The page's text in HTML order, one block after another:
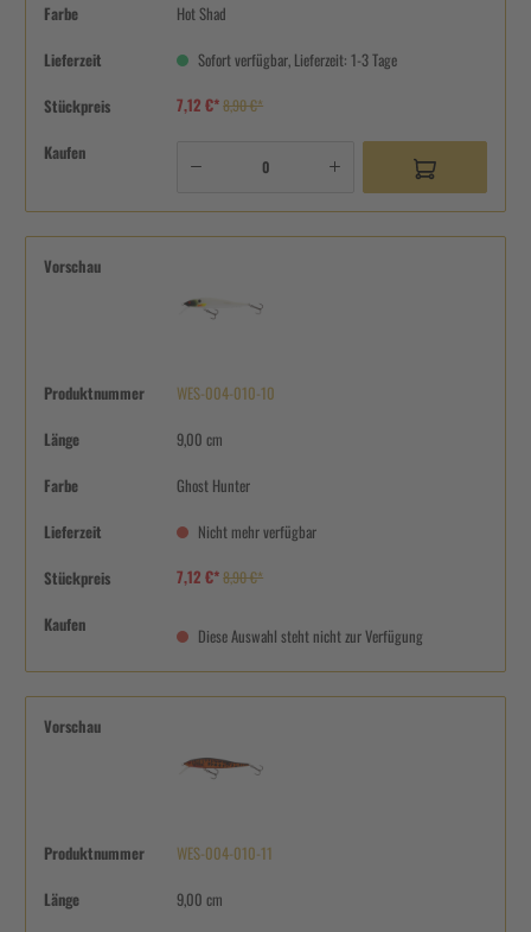
Farbe Hot Shad
Lieferzeit Sofort verfügbar, Lieferzeit: 1-3 Tage
Stückpreis 7,12 €*8,90 €*
Kaufen
Vorschau
Produktnummer WES-004-010-10
Länge 9,00 cm
Farbe Ghost Hunter
Lieferzeit Nicht mehr verfügbar
Stückpreis 7,12 €*8,90 €*
Kaufen
Diese Auswahl steht nicht zur Verfügung
Vorschau
Produktnummer WES-004-010-11
Länge 9,00 cm